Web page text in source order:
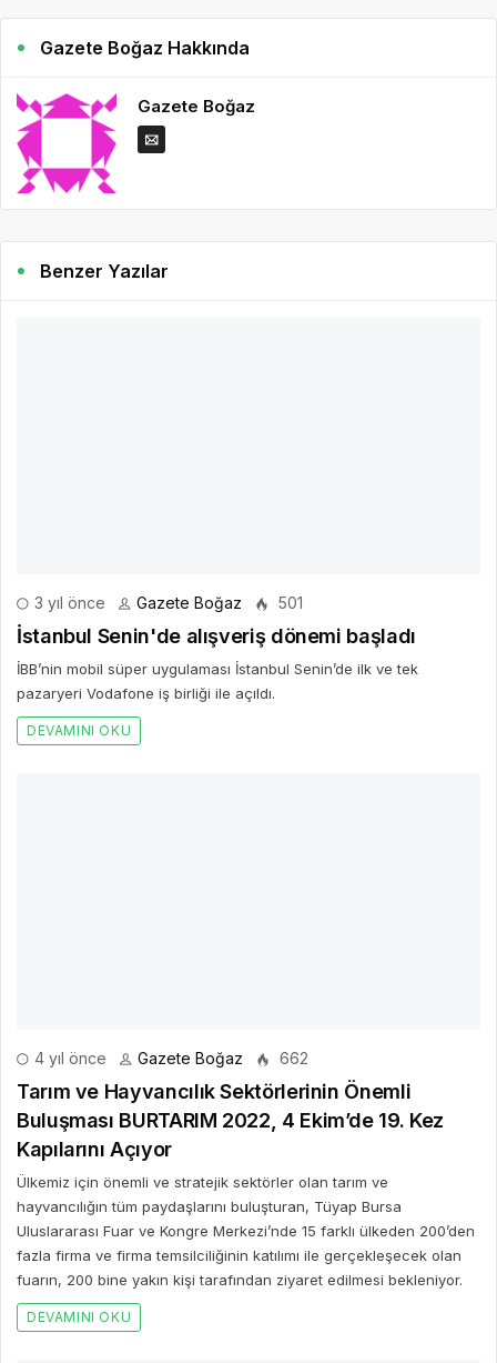
Gazete Boğaz Hakkında
Gazete Boğaz
Benzer Yazılar
3 yıl önce Gazete Boğaz 501
İstanbul Senin'de alışveriş dönemi başladı
İBB’nin mobil süper uygulaması İstanbul Senin’de ilk ve tek
pazaryeri Vodafone iş birliği ile açıldı.
DEVAMINI OKU
4 yıl önce Gazete Boğaz 662
Tarım ve Hayvancılık Sektörlerinin Önemli
Buluşması BURTARIM 2022, 4 Ekim’de 19. Kez
Kapılarını Açıyor
Ülkemiz için önemli ve stratejik sektörler olan tarım ve
hayvancılığın tüm paydaşlarını buluşturan, Tüyap Bursa
Uluslararası Fuar ve Kongre Merkezi’nde 15 farklı ülkeden 200’den
fazla firma ve firma temsilciliğinin katılımı ile gerçekleşecek olan
fuarın, 200 bine yakın kişi tarafından ziyaret edilmesi bekleniyor.
DEVAMINI OKU